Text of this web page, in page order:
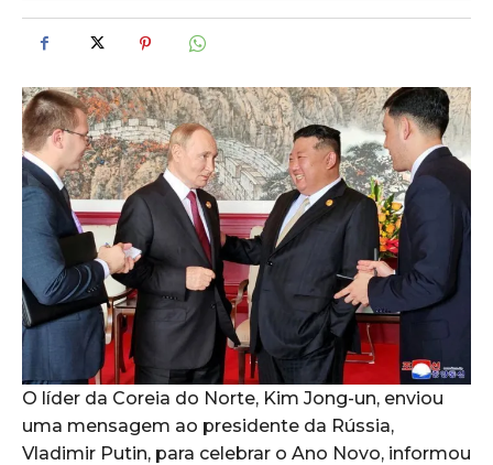
O líder da Coreia do Norte, Kim Jong-un, enviou
uma mensagem ao presidente da Rússia,
Vladimir Putin, para celebrar o Ano Novo, informou